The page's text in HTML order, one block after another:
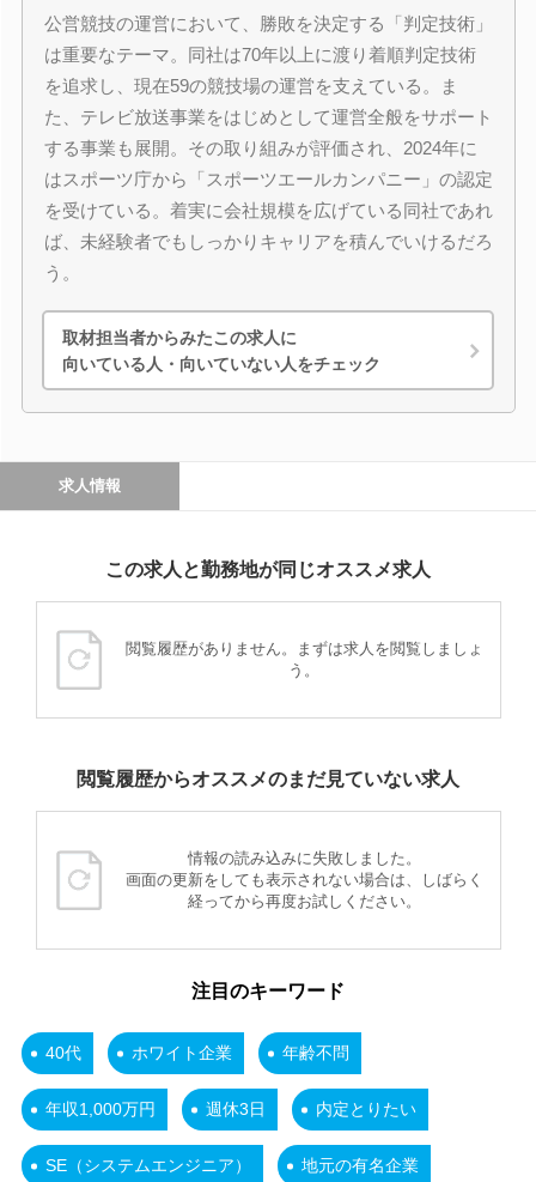
公営競技の運営において、勝敗を決定する「判定技術」
は重要なテーマ。同社は70年以上に渡り着順判定技術
を追求し、現在59の競技場の運営を支えている。ま
た、テレビ放送事業をはじめとして運営全般をサポート
する事業も展開。その取り組みが評価され、2024年に
はスポーツ庁から「スポーツエールカンパニー」の認定
を受けている。着実に会社規模を広げている同社であれ
ば、未経験者でもしっかりキャリアを積んでいけるだろ
う。
取材担当者からみたこの求人に
向いている人・向いていない人をチェック
求人情報
この求人と勤務地が同じオススメ求人
閲覧履歴がありません。まずは求人を閲覧しましょ
う。
閲覧履歴からオススメのまだ見ていない求人
情報の読み込みに失敗しました。
画面の更新をしても表示されない場合は、しばらく
経ってから再度お試しください。
注目のキーワード
40代 ホワイト企業 年齢不問
年収1,000万円 週休3日 内定とりたい
SE（システムエンジニア） 地元の有名企業